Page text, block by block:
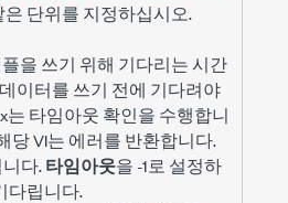
은 단위를 지정하십시오.
을 쓰기 위해 기다리는 시간
이터를 쓰기 전에 기다려야
는 타임아웃 확인을 수행합니
당 VI는 에러를 반환합니다.
다.타임아웃을 -1로 설정하
다립니다.